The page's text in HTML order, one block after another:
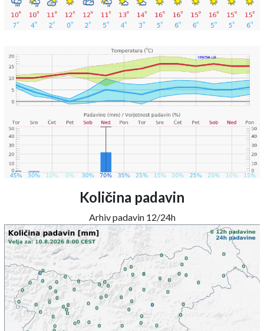
Količina padavin
Arhiv padavin 12/24h